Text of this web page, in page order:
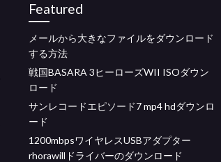
Featured
メールから大きなファイルをダウンロード
する方法
戦国BASARA 3ヒーローズWII ISOダウン
ロード
サンレコードエピソード7 mp4 hdダウンロ
ード
1200mbpsワイヤレスUSBアダプター
rhorawillドライバーのダウンロード